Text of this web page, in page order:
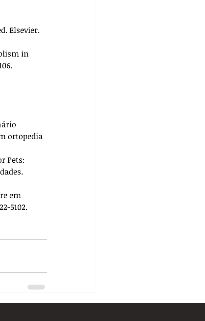
Elsevier.
in
ortopedia
Pets:
em
5102.